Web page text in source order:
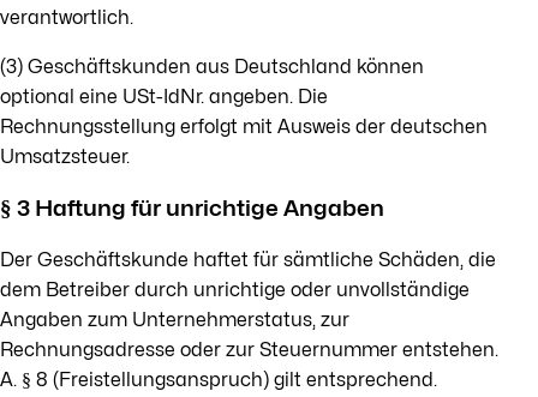
verantwortlich.
(3) Geschäftskunden aus Deutschland können
optional eine USt-IdNr. angeben. Die
Rechnungsstellung erfolgt mit Ausweis der deutschen
Umsatzsteuer.
§ 3 Haftung für unrichtige Angaben
Der Geschäftskunde haftet für sämtliche Schäden, die
dem Betreiber durch unrichtige oder unvollständige
Angaben zum Unternehmerstatus, zur
Rechnungsadresse oder zur Steuernummer entstehen.
A. § 8 (Freistellungsanspruch) gilt entsprechend.